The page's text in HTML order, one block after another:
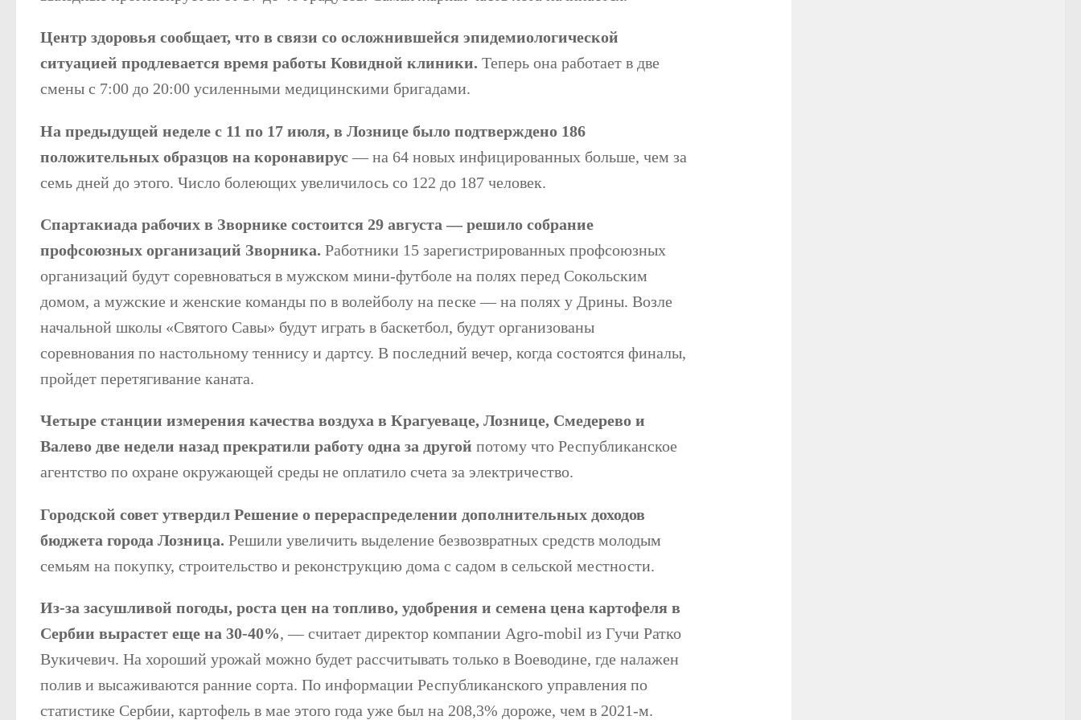
Центр здоровья сообщает, что в связи со осложнившейся эпидемиологической
ситуацией продлевается время работы Ковидной клиники. Теперь она работает в две
смены с 7:00 до 20:00 усиленными медицинскими бригадами.
На предыдущей неделе с 11 по 17 июля, в Лознице было подтверждено 186
положительных образцов на коронавирус — на 64 новых инфицированных больше, чем за
семь дней до этого. Число болеющих увеличилось со 122 до 187 человек.
Спартакиада рабочих в Зворнике состоится 29 августа — решило собрание
профсоюзных организаций Зворника. Работники 15 зарегистрированных профсоюзных
организаций будут соревноваться в мужском мини-футболе на полях перед Сокольским
домом, а мужские и женские команды по в волейболу на песке — на полях у Дрины. Возле
начальной школы «Святого Савы» будут играть в баскетбол, будут организованы
соревнования по настольному теннису и дартсу. В последний вечер, когда состоятся финалы,
пройдет перетягивание каната.
Четыре станции измерения качества воздуха в Крагуеваце, Лознице, Смедерево и
Валево две недели назад прекратили работу одна за другой потому что Республиканское
агентство по охране окружающей среды не оплатило счета за электричество.
Городской совет утвердил Решение о перераспределении дополнительных доходов
бюджета города Лозница. Решили увеличить выделение безвозвратных средств молодым
семьям на покупку, строительство и реконструкцию дома с садом в сельской местности.
Из-за засушливой погоды, роста цен на топливо, удобрения и семена цена картофеля в
Сербии вырастет еще на 30-40%, — считает директор компании Agro-mobil из Гучи Ратко
Вукичевич. На хороший урожай можно будет рассчитывать только в Воеводине, где налажен
полив и высаживаются ранние сорта. По информации Республиканского управления по
статистике Сербии, картофель в мае этого года уже был на 208,3% дороже, чем в 2021-м.